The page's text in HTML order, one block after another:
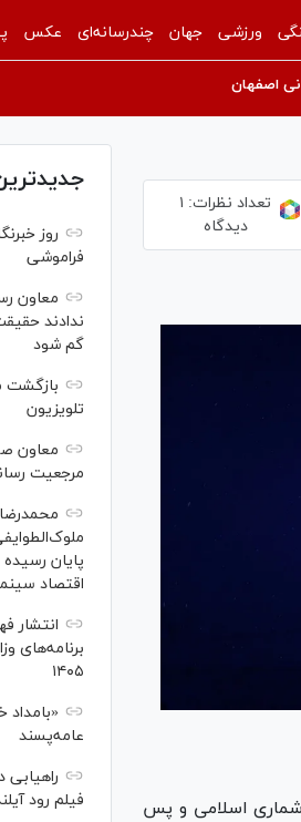
ورزشی جهان چندرسانه‌ای عکس
اصفهان
تعداد نظرات: ۱
دیدگاه
اسلامی و پس
روز
فراموشی
معاون
ندادند
گم شود
بازگشت
تلویزیون
معاون
مرجعیت
پایان
اقتصاد
انتشار
برنامه‌های
۱۴۰۵
عامه‌پسند
فیلم رود